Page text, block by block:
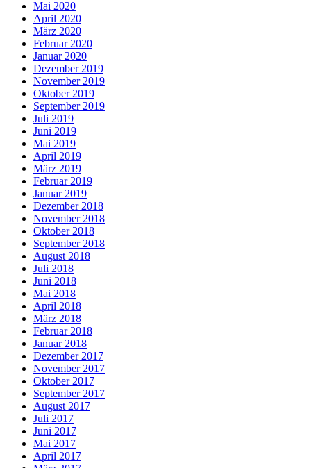
Mai 2020
April 2020
März 2020
Februar 2020
Januar 2020
Dezember 2019
November 2019
Oktober 2019
September 2019
Juli 2019
Juni 2019
Mai 2019
April 2019
März 2019
Februar 2019
Januar 2019
Dezember 2018
November 2018
Oktober 2018
September 2018
August 2018
Juli 2018
Juni 2018
Mai 2018
April 2018
März 2018
Februar 2018
Januar 2018
Dezember 2017
November 2017
Oktober 2017
September 2017
August 2017
Juli 2017
Juni 2017
Mai 2017
April 2017